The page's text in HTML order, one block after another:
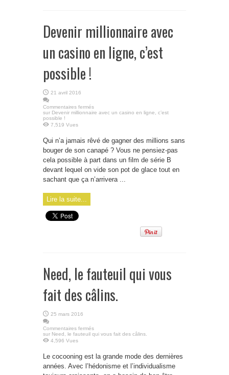
Devenir millionnaire avec
un casino en ligne, c’est
possible !
21 avril 2016
Commentaires fermés
sur Devenir millionnaire avec un casino en ligne, c’est
possible !
7,519 Vues
Qui n’a jamais rêvé de gagner des millions sans
bouger de son canapé ? Vous ne pensiez-pas
cela possible à part dans un film de série B
devant lequel on vide son pot de glace tout en
sachant que ça n’arrivera ...
Lire la suite...
Need, le fauteuil qui vous
fait des câlins.
25 mars 2016
Commentaires fermés
sur Need, le fauteuil qui vous fait des câlins.
4,596 Vues
Le cocooning est la grande mode des dernières
années. Avec l’hédonisme et l’individualisme